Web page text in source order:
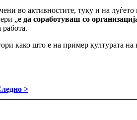
во активностите, туку и на луѓето
„е да соработуваш со
како што е на пример културата на
>